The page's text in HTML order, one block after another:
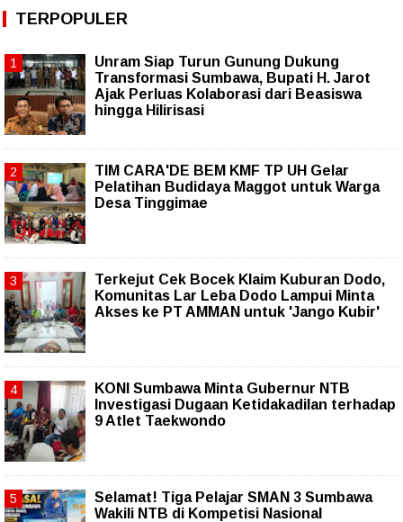
TERPOPULER
Unram Siap Turun Gunung Dukung
Transformasi Sumbawa, Bupati H. Jarot
Ajak Perluas Kolaborasi dari Beasiswa
hingga Hilirisasi
TIM CARA'DE BEM KMF TP UH Gelar
Pelatihan Budidaya Maggot untuk Warga
Desa Tinggimae
Terkejut Cek Bocek Klaim Kuburan Dodo,
Komunitas Lar Leba Dodo Lampui Minta
Akses ke PT AMMAN untuk 'Jango Kubir'
KONI Sumbawa Minta Gubernur NTB
Investigasi Dugaan Ketidakadilan terhadap
9 Atlet Taekwondo
Selamat! Tiga Pelajar SMAN 3 Sumbawa
Wakili NTB di Kompetisi Nasional